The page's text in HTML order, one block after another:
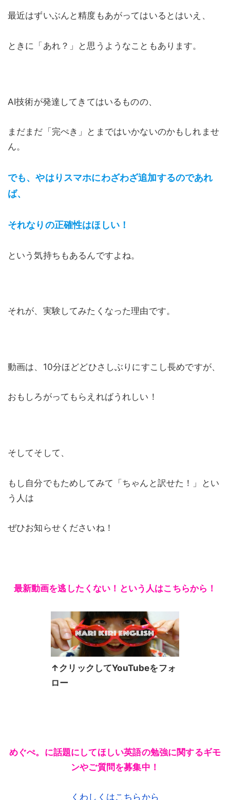
最近はずいぶんと精度もあがってはいるとはいえ、
ときに「あれ？」と思うようなこともあります。
AI技術が発達してきてはいるものの、
まだまだ「完ぺき」とまではいかないのかもしれませ
ん。
でも、やはりスマホにわざわざ追加するのであれ
ば、
それなりの正確性はほしい！
という気持ちもあるんですよね。
それが、実験してみたくなった理由です。
動画は、10分ほどどひさしぶりにすこし長めですが、
おもしろがってもらえればうれしい！
そしてそして、
もし自分でもためしてみて「ちゃんと訳せた！」とい
う人は
ぜひお知らせくださいね！
最新動画を逃したくない！という人はこちらから！
↑クリックしてYouTubeをフォ
ロー
めぐぺ。に話題にしてほしい英語の勉強に関するギモ
ンやご質問を募集中！
くわしくはこちらから